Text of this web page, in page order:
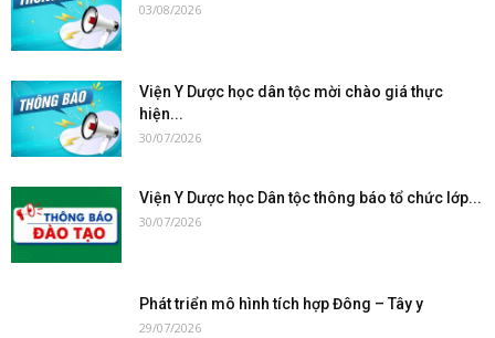
03/08/2026
Viện Y Dược học dân tộc mời chào giá thực
hiện...
30/07/2026
Viện Y Dược học Dân tộc thông báo tổ chức lớp...
30/07/2026
Phát triển mô hình tích hợp Đông – Tây y
29/07/2026